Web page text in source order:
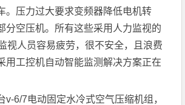
。压力过大要求变频器降低电机转
分空压机。所有这些采用人力监视的
视人员容易疲劳，很不安全，且浪费
用工控机自动智能监测解决方案正在
v-6/7电动固定水冷式空气压缩机组，